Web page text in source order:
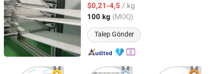
$0,21-4,5 / kg
100 kg (MOQ)
Talep Gönder
Zhejiang, China Fiyat 2024